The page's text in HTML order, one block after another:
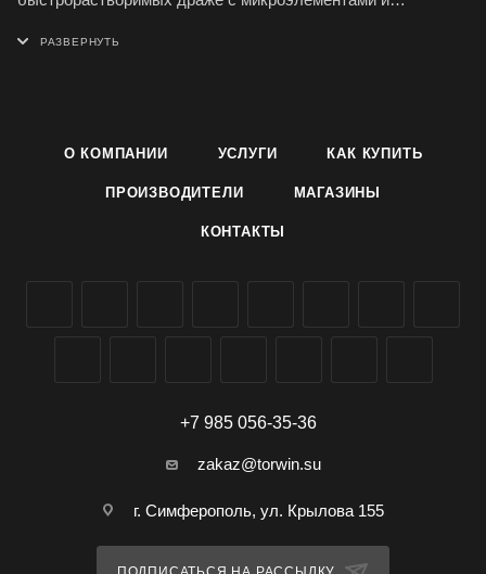
Корнеплоды конические с тупым кончиком, длиной 16-20
высокую урожайность и длительное хранение.
Симферополе, Крыму, доставка по всей России.
О КОМПАНИИ УСЛУГИ КАК КУПИТЬ
ПРОИЗВОДИТЕЛИ МАГАЗИНЫ
КОНТАКТЫ
+7 985 056-35-36
zakaz@torwin.su
г. Симферополь, ул. Крылова 155